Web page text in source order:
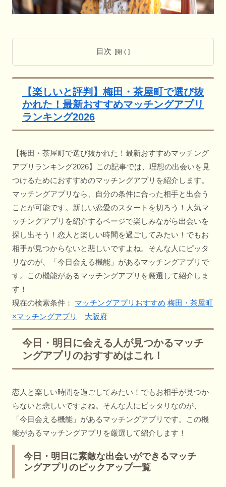
目次
【楽しいと評判】梅田・茶屋町で選び抜
かれた！最新おすすめマッチングアプリ
ランキング2026
【梅田・茶屋町で選び抜かれた！最新おすすめマッチング
アプリランキング2026】この記事では、理想の出会いを見
つけるためにおすすめのマッチングアプリを紹介します。
マッチングアプリなら、自分の条件に合った相手と出会う
ことが可能です。新しい恋愛のスタートを切ろう！人気マ
ッチングアプリを紹介するページで楽しみながら出会いを
探し出そう！恋人と楽しい時間を過ごしてみたい！でもお
相手が見つからないと悲しいですよね。そんな人にピッタ
リなのが、「今日会える機能」があるマッチングアプリで
す。この機能があるマッチングアプリを厳選して紹介しま
す！
現在の検索条件： マッチングアプリおすすめ 梅田・茶屋町
×マッチングアプリ
大阪府
今日・明日に会える人が見つかるマッチ
ングアプリのおすすめはこれ！
恋人と楽しい時間を過ごしてみたい！でもお相手が見つか
らないと悲しいですよね。そんな人にピッタリなのが、
「今日会える機能」があるマッチングアプリです。この機
能があるマッチングアプリを厳選して紹介します！
今日・明日に素敵な出会いができるマッチ
ングアプリのピックアップ一覧